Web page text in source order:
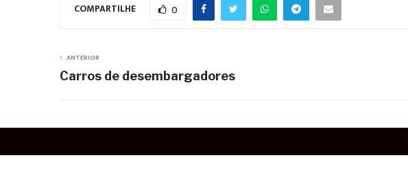
COMPARTILHE 0
ANTERIOR
Carros de desembargadores